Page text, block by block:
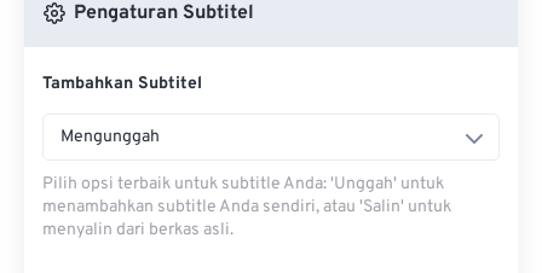
Pengaturan Subtitel
Tambahkan Subtitel
Mengunggah
Pilih opsi terbaik untuk subtitle Anda: 'Unggah' untuk
menambahkan subtitle Anda sendiri, atau 'Salin' untuk
menyalin dari berkas asli.